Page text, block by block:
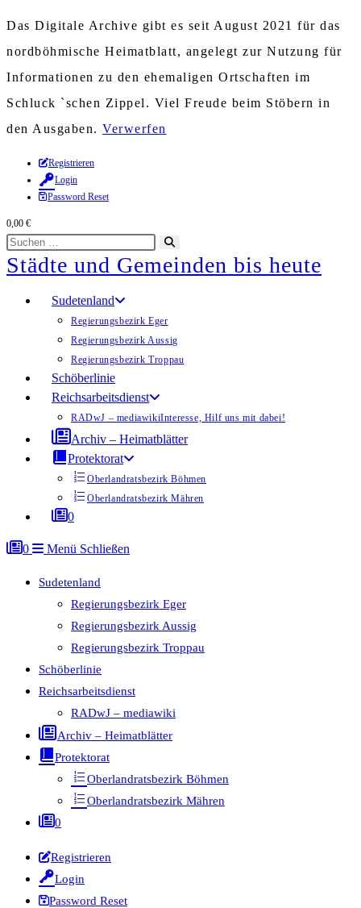
Das Digitale Archive gibt es seit August 2021 für das
nordböhmische Heimatblatt, angelegt zur Nutzung für
Informationen zu den ehemaligen Ortschaften im
Schluck `schen Zippel. Viel Freude beim Stöbern in
den Ausgaben. Verwerfen
Zum
Inhalt
springen
Registrieren
Login
Password Reset
0,00 €
Diese
Website
durchsuchen
starten
Städte und Gemeinden bis heute
Sudetenland
Regierungsbezirk Eger
Regierungsbezirk Aussig
Regierungsbezirk Troppau
Schöberlinie
Reichsarbeitsdienst
RADwJ – mediawikiInteresse, Hilf uns mit dabei!
Archiv – Heimatblätter
Protektorat
Oberlandratsbezirk Böhmen
Oberlandratsbezirk Mähren
0
0 Menü Schließen
Sudetenland
Regierungsbezirk Eger
Regierungsbezirk Aussig
Regierungsbezirk Troppau
Schöberlinie
Reichsarbeitsdienst
RADwJ – mediawiki
Archiv – Heimatblätter
Protektorat
Oberlandratsbezirk Böhmen
Oberlandratsbezirk Mähren
0
Registrieren
Login
Password Reset